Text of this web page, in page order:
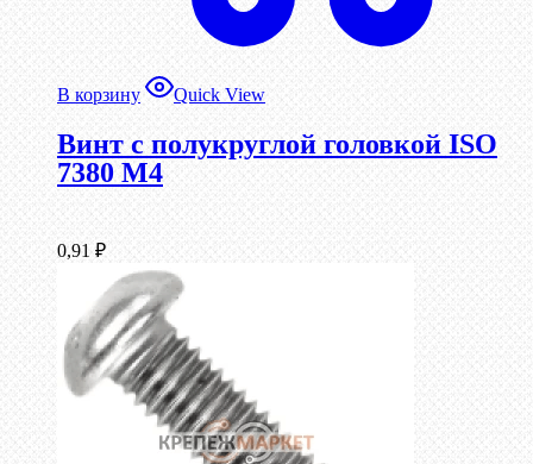
В корзину Quick View
Винт с полукруглой головкой ISO
7380 М4
0,91 ₽